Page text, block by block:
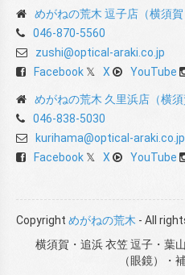
めがねの荒木 逗子店（横須賀
046-870-5560
zushi@optical-araki.co.jp
Facebook
X YouTube
めがねの荒木 久里浜店（横須
046-838-5030
kurihama@optical-araki.co.jp
Facebook
X YouTube
Copyright めがねの荒木 - All
横須賀・追浜 衣笠 逗子・葉
（眼鏡）・